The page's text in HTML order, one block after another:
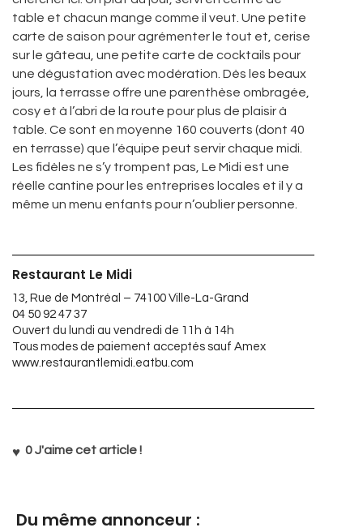
table et chacun mange comme il veut. Une petite
carte de saison pour agrémenter le tout et, cerise
sur le gâteau, une petite carte de cocktails pour
une dégustation avec modération. Dès les beaux
jours, la terrasse offre une parenthèse ombragée,
cosy et à l’abri de la route pour plus de plaisir à
table. Ce sont en moyenne 160 couverts (dont 40
en terrasse) que l’équipe peut servir chaque midi.
Les fidèles ne s’y trompent pas, Le Midi est une
réelle cantine pour les entreprises locales et il y a
même un menu enfants pour n’oublier personne.
Restaurant Le Midi
13, Rue de Montréal – 74100 Ville-La-Grand
04 50 92 47 37
Ouvert du lundi au vendredi de 11h à 14h
Tous modes de paiement acceptés sauf Amex
www.restaurantlemidi.eatbu.com
0J'aime cet article !
Du même annonceur :